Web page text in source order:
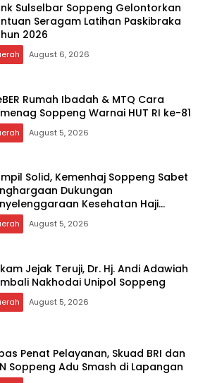
Sulselbar Soppeng Gelontorkan
Seragam Latihan Paskibraka
2026
August 6, 2026
Rumah Ibadah & MTQ Cara
Soppeng Warnai HUT RI ke-81
August 5, 2026
Solid, Kemenhaj Soppeng Sabet
Dukungan
Kesehatan Haji
August 5, 2026
Jejak Teruji, Dr. Hj. Andi Adawiah
Nakhodai Unipol Soppeng
August 5, 2026
Penat Pelayanan, Skuad BRI dan
Soppeng Adu Smash di Lapangan